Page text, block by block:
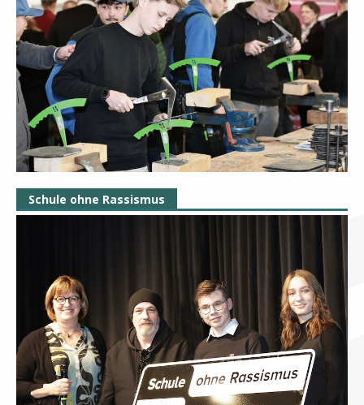
Schule ohne Rassismus